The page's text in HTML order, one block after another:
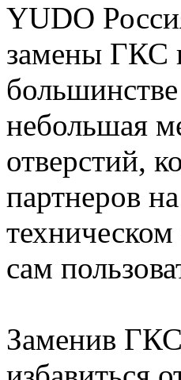
YUDO
замены ГКС
небольшая
отверстий,
партнеров
сам
Заменив